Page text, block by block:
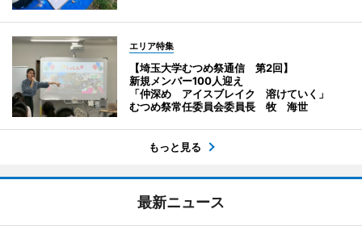
エリア特集
【埼玉大学むつめ祭通信 第2回】
新規メンバー100人迎え
「仲深め アイスブレイク 溶けていく」
むつめ祭常任委員会委員長 牧 海世
もっと見る
最新ニュース